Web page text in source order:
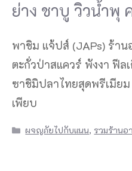
ย่าง ชาบู วิวน้ำพุ
พาชิม แจ้ปส์ (JAPs) ร้า
ตะกั่วป่าสแควร์ พังงา ฟีล
ซาชิมิปลาไทยสุดพรีเมีย
เพียบ
Categories
ผจญภัยไปกับแนน, รวมร้านอ